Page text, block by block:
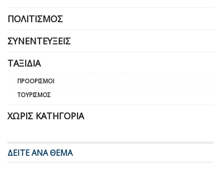
ΠΟΛΙΤΙΣΜΌΣ
ΣΥΝΕΝΤΕΎΞΕΙΣ
ΤΑΞΊΔΙΑ
ΠΡΟΟΡΙΣΜΟΊ
ΤΟΥΡΙΣΜΌΣ
ΧΩΡΊΣ ΚΑΤΗΓΟΡΊΑ
ΔΕΙΤΕ ΑΝΑ ΘΕΜΑ